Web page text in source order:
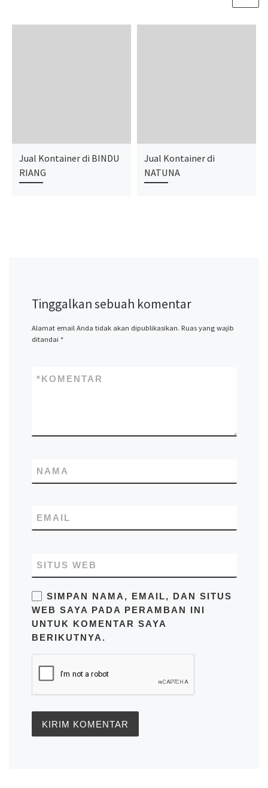
Jual Kontainer di BINDU
RIANG
Jual Kontainer di
NATUNA
Tinggalkan sebuah komentar
Alamat email Anda tidak akan dipublikasikan. Ruas yang wajib
ditandai *
KOMENTAR
*
NAMA
EMAIL
SITUS WEB
SIMPAN NAMA, EMAIL, DAN SITUS
WEB SAYA PADA PERAMBAN INI
UNTUK KOMENTAR SAYA
BERIKUTNYA.